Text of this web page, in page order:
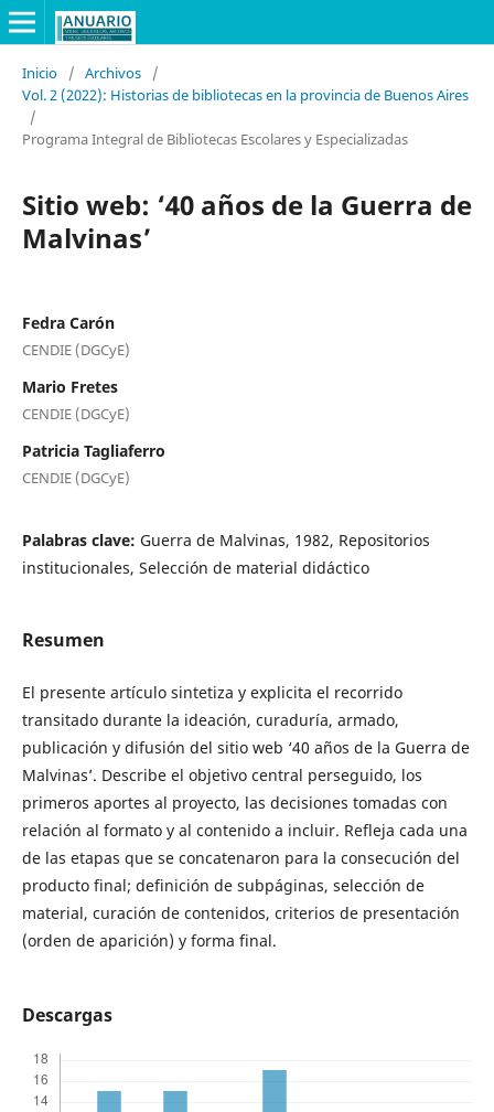
Inicio / Archivos
/
Vol. 2 (2022): Historias de bibliotecas en la provincia de Buenos Aires
/
Programa Integral de Bibliotecas Escolares y Especializadas
Sitio web: ‘40 años de la Guerra de
Malvinas’
Fedra Carón
CENDIE (DGCyE)
Mario Fretes
CENDIE (DGCyE)
Patricia Tagliaferro
CENDIE (DGCyE)
Palabras clave: Guerra de Malvinas, 1982, Repositorios
institucionales, Selección de material didáctico
Resumen
El presente artículo sintetiza y explicita el recorrido
transitado durante la ideación, curaduría, armado,
publicación y difusión del sitio web ‘40 años de la Guerra de
Malvinas’. Describe el objetivo central perseguido, los
primeros aportes al proyecto, las decisiones tomadas con
relación al formato y al contenido a incluir. Refleja cada una
de las etapas que se concatenaron para la consecución del
producto final; definición de subpáginas, selección de
material, curación de contenidos, criterios de presentación
(orden de aparición) y forma final.
Descargas